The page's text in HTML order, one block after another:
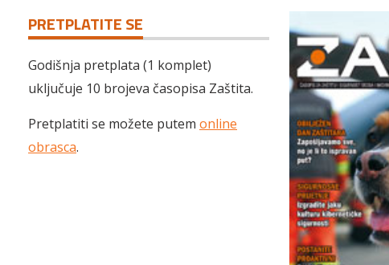
PRETPLATITE SE
Godišnja pretplata (1 komplet)
uključuje 10 brojeva časopisa Zaštita.
Pretplatiti se možete putem online
obrasca.